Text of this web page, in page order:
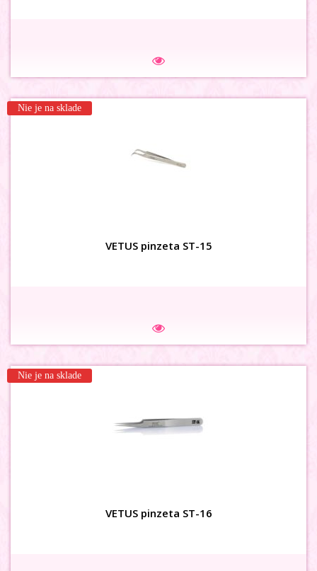
Nie je na sklade
VETUS pinzeta ST-15
Nie je na sklade
VETUS pinzeta ST-16
3D karusel flower s kamienkom